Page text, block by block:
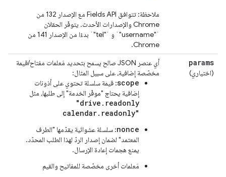
ملاحظة: تتوافق Fields API مع الإصدار 132 من
Chrome والإصدارات الأحدث. يتوفّر الحقلان
`"username"` و `"tel"` بدءًا من الإصدار 141 من
Chrome.
params
(اختياري)
أي عنصر JSON صالح يسمح بتحديد مَعلمات مفتاح/قيمة
مخصّصة إضافية، على سبيل المثال:
scope: قيمة سلسلة تحتوي على أذونات
إضافية يحتاج "موفّر الخدمة" إلى طلبها، مثل
"drive.readonly
calendar.readonly"
nonce: سلسلة عشوائية يقدّمها "الطرف
المعتمد" لضمان إصدار الردّ لهذا الطلب المحدّد.
يمنع هجمات إعادة الإرسال.
مَعلمات أخرى مخصّصة للمفاتيح والقيم